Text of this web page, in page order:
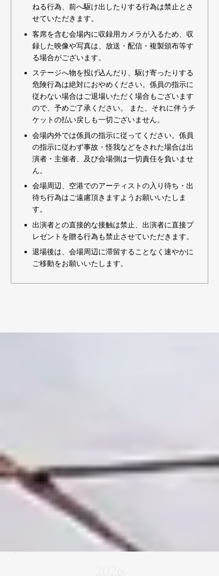
ねる行為、前へ駆け出したりする行為は禁止とさ
せていただきます。
客席を含む会場内に収録用カメラが入るため、収
録した映像や写真は、放送・配信・複製頒布等す
る場合がございます。
ステージへ物を投げ込んだり、駆け寄ったりする
危険行為は絶対におやめください。係員の指示に
従わない場合はご退場いただく場合もございます
ので、予めご了承ください。 また、それに伴うチ
ケットの払い戻しも一切ございません。
会場内外では係員の指示に従ってください。係員
の指示に従わず事故・怪我などをされた場合は出
演者・主催者、及び会場側は一切責任を負いませ
ん。
会場周辺、空港でのアーティストの入り待ち・出
待ち行為はご遠慮頂きますようお願いいたしま
す。
出演者との直接的な接触は禁止、出演者に直接プ
レゼントを贈る行為も禁止させていただきます。
退場後は、会場周辺に滞留することなく速やかに
ご移動をお願いいたします。